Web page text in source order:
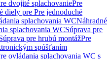
dvojité splachovaniePre
diely pre Pre jednoduché
splachovania WCNáhradné
splachovania WCSúprava pre
pre hrubú montážPre
spúšťaním
ovládania splachovania WC s